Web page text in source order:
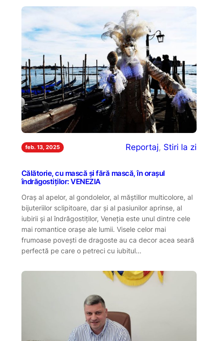
feb. 13, 2025 Reportaj, Stiri la zi
Călătorie, cu mască și fără mască, în orașul
îndrăgostiților: VENEZIA
Oraș al apelor, al gondolelor, al măștillor multicolore, al
bijuteriilor sclipitoare, dar și al pasiunilor aprinse, al
iubirii și al îndrăgostiților, Veneția este unul dintre cele
mai romantice orașe ale lumii. Visele celor mai
frumoase povești de dragoste au ca decor acea seară
perfectă pe care o petreci cu iubitul…